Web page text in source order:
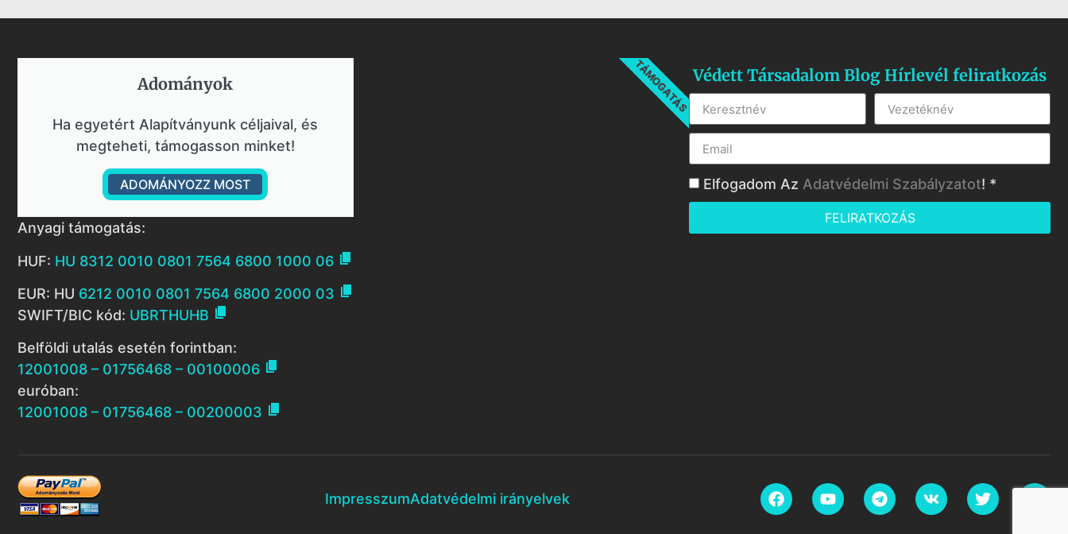
Adományok​
Ha egyetért Alapítványunk céljaival, és
megteheti, támogasson minket!
ADOMÁNYOZZ MOST
TÁMOGATÁS
Anyagi támogatás:
HUF: HU 8312 0010 0801 7564 6800 1000 06 
EUR: HU 6212 0010 0801 7564 6800 2000 03 
SWIFT/BIC kód: UBRTHUHB 
Belföldi utalás esetén forintban:
12001008 – 01756468 – 00100006 
euróban:
12001008 – 01756468 – 00200003 
Védett Társadalom Blog Hírlevél feliratkozás
Elfogadom Az Adatvédelmi Szabályzatot! *
FELIRATKOZÁS
ImpresszumAdatvédelmi irányelvek